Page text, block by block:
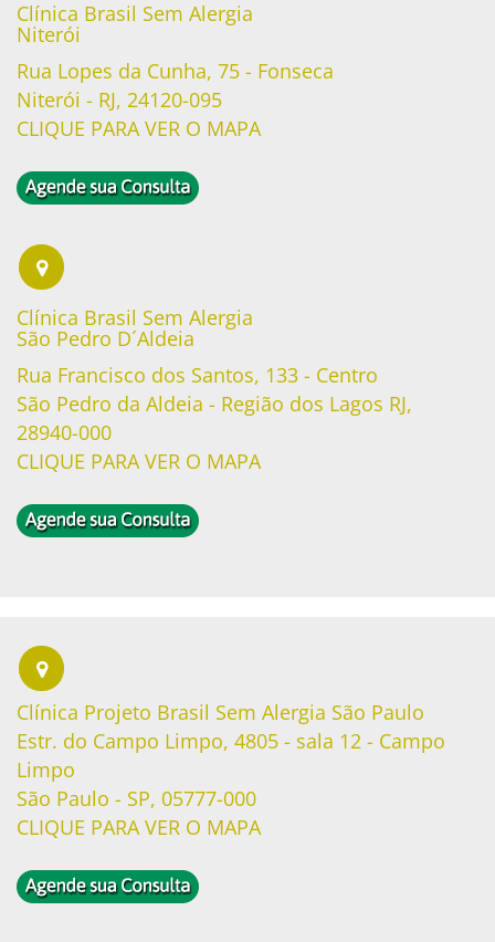
Clínica Brasil Sem Alergia
Niterói
Rua Lopes da Cunha, 75 - Fonseca
Niterói - RJ, 24120-095
CLIQUE PARA VER O MAPA
Clínica Brasil Sem Alergia
São Pedro D´Aldeia
Rua Francisco dos Santos, 133 - Centro
São Pedro da Aldeia - Região dos Lagos RJ,
28940-000
CLIQUE PARA VER O MAPA
Clínica Projeto Brasil Sem Alergia São Paulo
Estr. do Campo Limpo, 4805 - sala 12 - Campo
Limpo
São Paulo - SP, 05777-000
CLIQUE PARA VER O MAPA